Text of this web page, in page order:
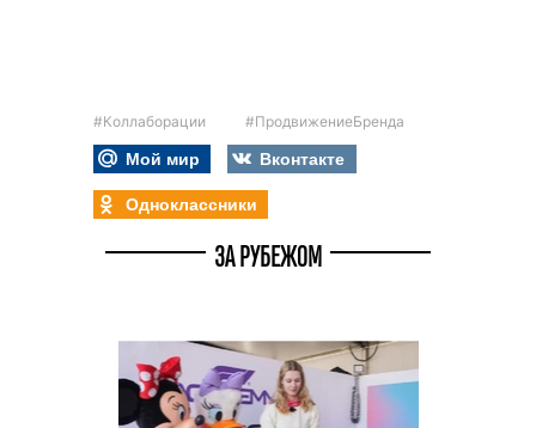
#Коллаборации #ПродвижениеБренда
Мой мир
Вконтакте
Одноклассники
ЗА РУБЕЖОМ